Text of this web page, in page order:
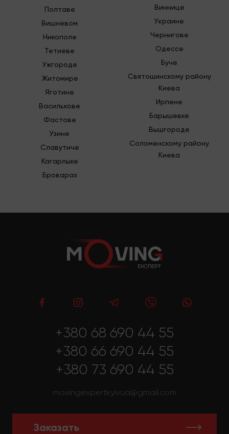
Полтаве
Вишневом
Никополе
Тетиеве
Ужгороде
Житомире
Яготине
Василькове
Фастове
Узине
Славутиче
Кагарлыке
Броварах
Виннице
Украине
Чернигове
Одессе
Буче
Святошинскому району
Киева
Ирпене
Барышевке
Вышгороде
Соломенскому району
Киева
+380 68 690 44 55
+380 66 690 44 55
+380 73 690 44 55
movingexpertkyivua@gmail.com
Заказать